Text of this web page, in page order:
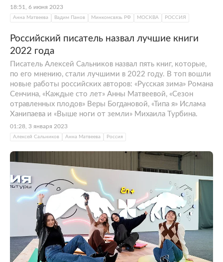
18:51, 6 июня 2023
Анна Матвеева Вадим Панов Минкомсвязь РФ МОСКВА РОССИЯ
Российский писатель назвал лучшие книги
2022 года
Писатель Алексей Сальников назвал пять книг, которые,
по его мнению, стали лучшими в 2022 году. В топ вошли
новые работы российских авторов: «Русская зима» Романа
Сенчина, «Каждые сто лет» Анны Матвеевой, «Сезон
отравленных плодов» Веры Богдановой, «Типа я» Ислама
Ханипаева и «Выше ноги от земли» Михаила Турбина.
01:28, 3 января 2023
Алексей Сальников Анна Матвеева Россия